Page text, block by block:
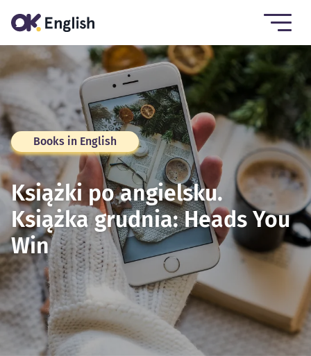
Books in English
Książki po angielsku.
Książka grudnia: Heads You
Win